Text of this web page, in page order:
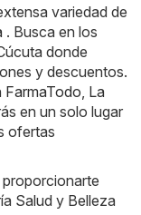
variedad de
. Busca en los
donde
y descuentos.
FarmaTodo La
en un solo lugar
ofertas
Salud y Belleza